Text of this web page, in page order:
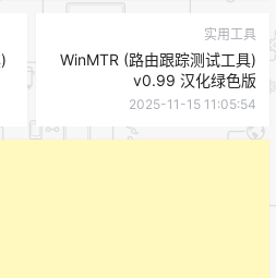
实用工具
WinMTR (路由跟踪测试工具)
v0.99 汉化绿色版
2025-11-15 11:05:54